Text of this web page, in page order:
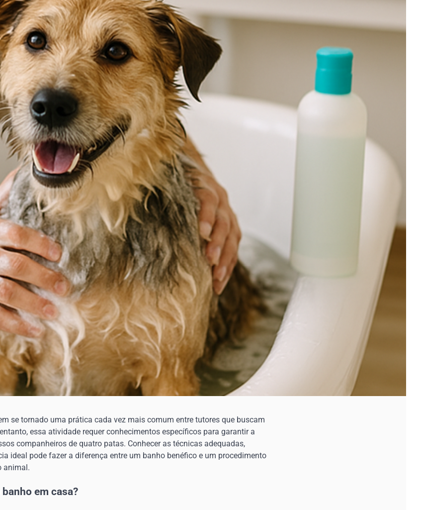
se tornado uma prática cada vez mais comum entre tutores que buscam
essa atividade requer conhecimentos específicos para garantir a
companheiros de quatro patas. Conhecer as técnicas adequadas,
ideal pode fazer a diferença entre um banho benéfico e um procedimento
animal.
em casa?